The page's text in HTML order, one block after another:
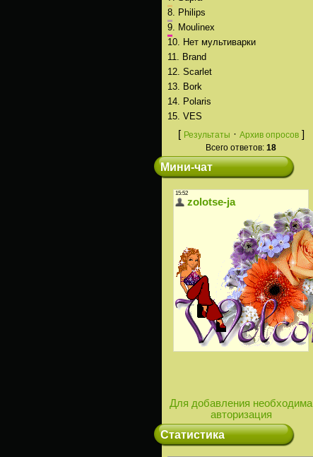
8.
Philips
9.
Moulinex
10.
Нет мультиварки
11.
Brand
12. Scarlet
13.
Bork
14.
Polaris
15. VES
[ Результаты · Архив опросов]
Всего ответов: 18
Мини-чат
Для добавления необходима
авторизация
Статистика